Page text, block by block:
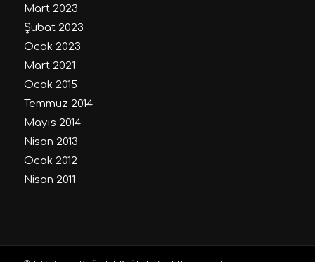
Mart 2023
Şubat 2023
Ocak 2023
Mart 2021
Ocak 2015
Temmuz 2014
Mayıs 2014
Nisan 2013
Ocak 2012
Nisan 2011